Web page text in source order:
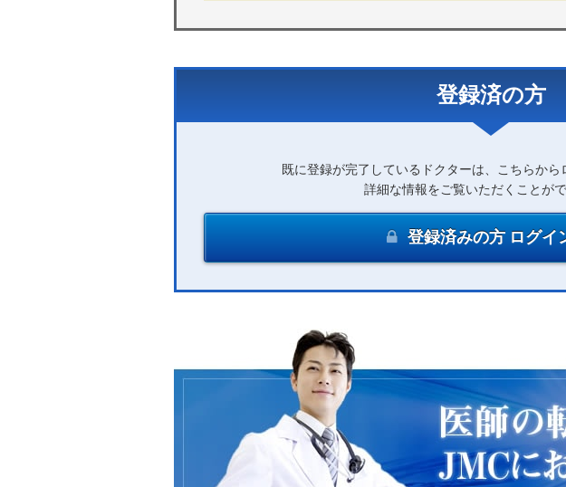
登録済の方
既に登録が完了しているドクターは、こちらから
詳細な情報をご覧いただくことがで
登録済みの方 ログイ